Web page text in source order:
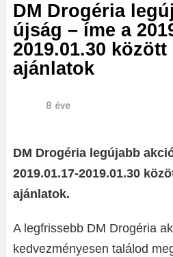
DM Drogéria
újság – íme a
2019.01.30
ajánlatok
8 éve
DM Drogéria legújabb
2019.01.17-2019.01.30
ajánlatok.
A legfrissebb DM Drogéria
kedvezményesen találod